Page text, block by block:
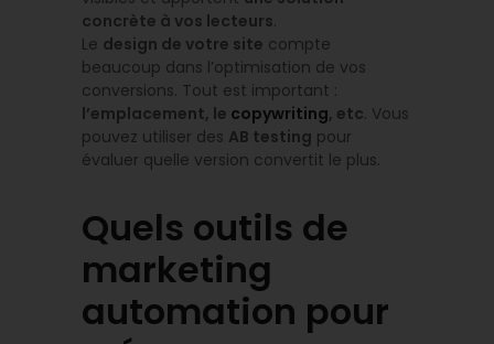
concrète à vos lecteurs.
Le design de votre site compte
beaucoup dans l’optimisation de vos
conversions. Tout est important :
l’emplacement, le copywriting, etc. Vous
pouvez utiliser des AB testing pour
évaluer quelle version convertit le plus.
Quels outils de
marketing
automation pour